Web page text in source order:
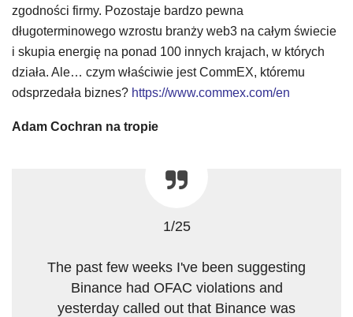
zgodności firmy. Pozostaje bardzo pewna
długoterminowego wzrostu branży web3 na całym świecie
i skupia energię na ponad 100 innych krajach, w których
działa. Ale… czym właściwie jest CommEX, któremu
odsprzedała biznes? https://www.commex.com/en
Adam Cochran na tropie
1/25
The past few weeks I've been suggesting
Binance had OFAC violations and
yesterday called out that Binance was